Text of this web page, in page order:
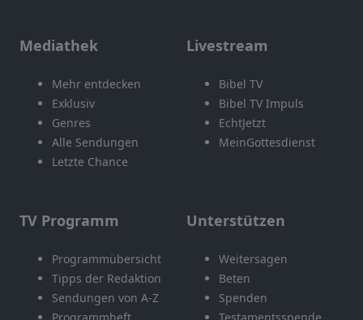
Mediathek
Mehr entdecken
Exklusiv
Genres
Alle Sendungen
Letzte Chance
Livestream
Bibel TV
Bibel TV Impuls
EchtJetzt
MeinGottesdienst
TV Programm
Programmübersicht
Tipps der Redaktion
Sendungen von A-Z
Unterstützen
Weitersagen
Beten
Spenden